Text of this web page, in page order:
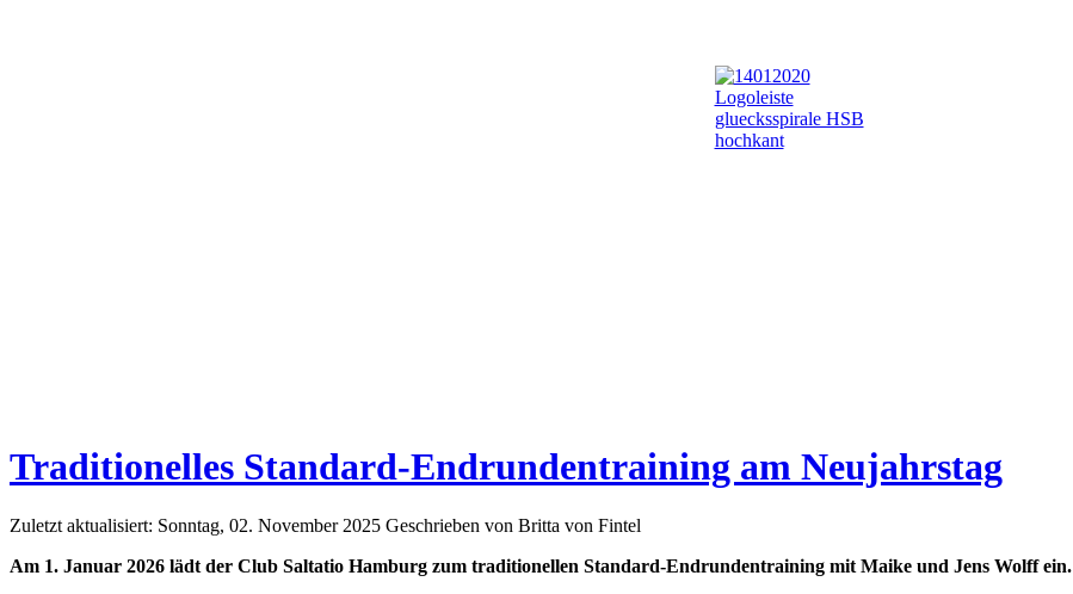
Traditionelles Standard-Endrundentraining am Neujahrstag
Zuletzt aktualisiert: Sonntag, 02. November 2025 Geschrieben von Britta von Fintel
Am 1. Januar 2026 lädt der Club Saltatio Hamburg zum traditionellen Standard-Endrundentraining mit Maike und Jens Wolff ein.